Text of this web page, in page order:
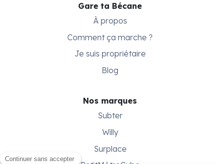
Gare ta Bécane
À propos
Comment ça marche ?
Je suis propriétaire
Blog
Nos marques
Subter
Willy
Surplace